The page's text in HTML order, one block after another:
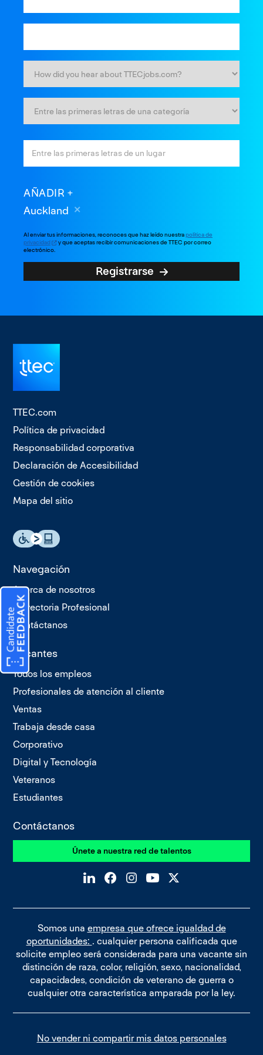
AÑADIR
Auckland
Al enviar tus informaciones, reconoces que haz leído nuestrapolítica de
privacidad
y que aceptas recibir comunicaciones de TTEC por correo
electrónico.
Registrarse
TTEC.com
Política de privacidad
Responsabilidad corporativa
Declaración de Accesibilidad
Gestión de cookies
Mapa del sitio
Navegación
Acerca de nosotros
Trayectoria Profesional
Contáctanos
Vacantes
Todos los empleos
Profesionales de atención al cliente
Ventas
Trabaja desde casa
Corporativo
Digital y Tecnología
Veteranos
Estudiantes
Contáctanos
Únete a nuestra red de talentos
Somos una empresa que ofrece igualdad de
oportunidades: . cualquier persona calificada que
solicite empleo será considerada para una vacante sin
distinción de raza, color, religión, sexo, nacionalidad,
capacidades, condición de veterano de guerra o
cualquier otra característica amparada por la ley.
No vender ni compartir mis datos personales